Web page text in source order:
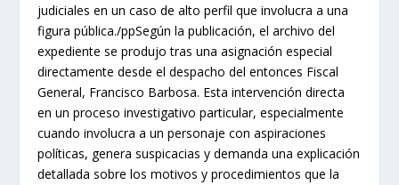
judiciales en un caso de alto perfil que involucra a una
figura pública./ppSegún la publicación, el archivo del
expediente se produjo tras una asignación especial
directamente desde el despacho del entonces Fiscal
General, Francisco Barbosa. Esta intervención directa
en un proceso investigativo particular, especialmente
cuando involucra a un personaje con aspiraciones
políticas, genera suspicacias y demanda una explicación
detallada sobre los motivos y procedimientos que la